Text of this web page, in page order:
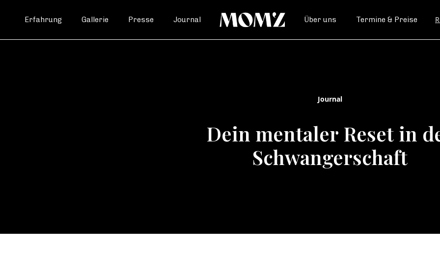
Erfahrung Gallerie Presse Journal Über uns Termine & Preise
Journal
Dein mentaler Reset in
Schwangerschaft